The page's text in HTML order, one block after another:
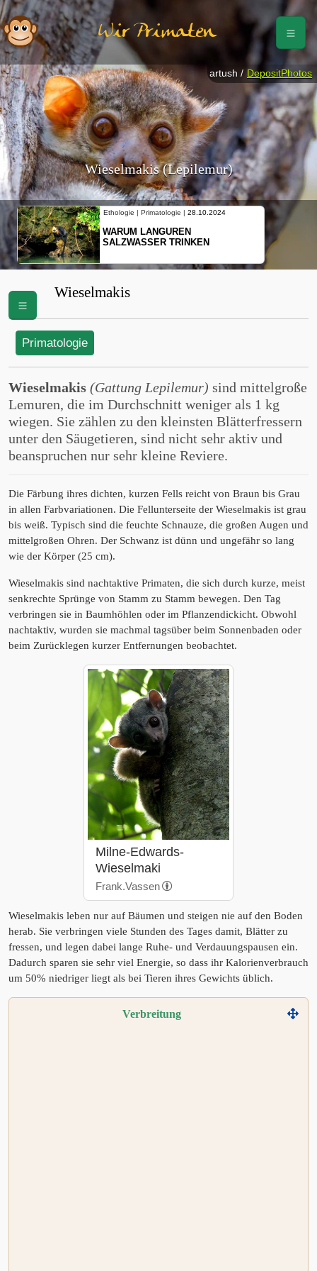
Wir Primaten
Wieselmakis (Lepilemur)
Ethologie | Primatologie | 28.10.2024
WARUM LANGUREN
SALZWASSER TRINKEN
artush / DepositPhotos
Wieselmakis
Primatologie
Wieselmakis (Gattung Lepilemur) sind mittelgroße
Lemuren, die im Durchschnitt weniger als 1 kg
wiegen. Sie zählen zu den kleinsten Blätterfressern
unter den Säugetieren, sind nicht sehr aktiv und
beanspruchen nur sehr kleine Reviere.
Die Färbung ihres dichten, kurzen Fells reicht von Braun bis Grau
in allen Farbvariationen. Die Fellunterseite der Wieselmakis ist grau
bis weiß. Typisch sind die feuchte Schnauze, die großen Augen und
mittelgroßen Ohren. Der Schwanz ist dünn und ungefähr so lang
wie der Körper (25 cm).
Wieselmakis sind nachtaktive Primaten, die sich durch kurze, meist
senkrechte Sprünge von Stamm zu Stamm bewegen. Den Tag
verbringen sie in Baumhöhlen oder im Pflanzendickicht. Obwohl
nachtaktiv, wurden sie machmal tagsüber beim Sonnenbaden oder
beim Zurücklegen kurzer Entfernungen beobachtet.
Milne-Edwards-
Wieselmaki
Frank.Vassen
Wieselmakis leben nur auf Bäumen und steigen nie auf den Boden
herab. Sie verbringen viele Stunden des Tages damit, Blätter zu
fressen, und legen dabei lange Ruhe- und Verdauungspausen ein.
Dadurch sparen sie sehr viel Energie, so dass ihr Kalorienverbrauch
um 50% niedriger liegt als bei Tieren ihres Gewichts üblich.
Verbreitung